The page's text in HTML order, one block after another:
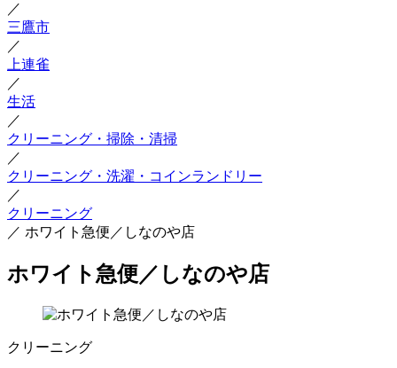
／
三鷹市
／
上連雀
／
生活
／
クリーニング・掃除・清掃
／
クリーニング・洗濯・コインランドリー
／
クリーニング
／ ホワイト急便／しなのや店
ホワイト急便／しなのや店
クリーニング